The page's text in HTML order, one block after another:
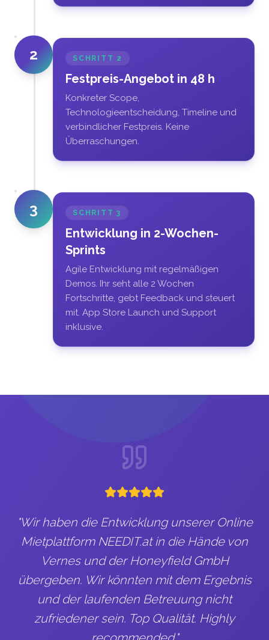
SCHRITT 2
Festpreis-Angebot in 48 h
Konkreter Scope,
Technologieentscheidung, Timeline und
verbindlicher Festpreis. Keine
Überraschungen.
2
SCHRITT3
Entwicklung in 2-Wochen-
Sprints
Agile Entwicklung mit regelmäßigen
Demos. Ihr seht alle 2 Wochen
Fortschritte, gebt Feedback und steuert
mit. App Store Launch und Support
inklusive.
3
"Wir haben die Entwicklung unserer Online
Mietplattform NEEDIT.at in die Hände von
Vernes und der Honeyfield GmbH
übergeben. Wir könnten mit dem Ergebnis
und der laufenden Betreuung nicht
zufriedener sein. Top Qualität. Highly